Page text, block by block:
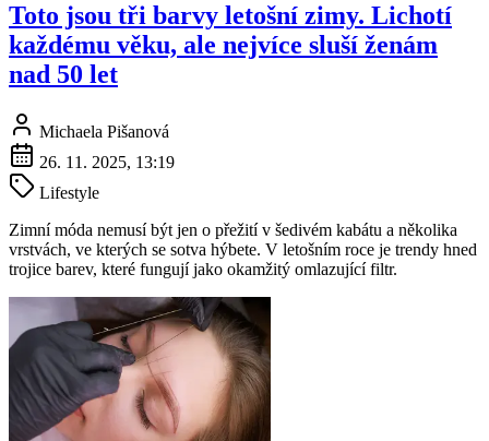
Toto jsou tři barvy letošní zimy. Lichotí
každému věku, ale nejvíce sluší ženám
nad 50 let
Michaela Pišanová
26. 11. 2025, 13:19
Lifestyle
Zimní móda nemusí být jen o přežití v šedivém kabátu a několika
vrstvách, ve kterých se sotva hýbete. V letošním roce je trendy hned
trojice barev, které fungují jako okamžitý omlazující filtr.